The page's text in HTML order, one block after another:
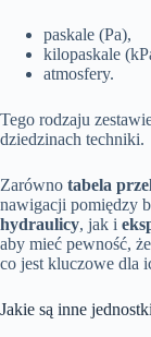
paskale (Pa),
kilopaskale
atmosfery.
Tego rodzaju
dziedzinach techniki.
Zarówno tabela
nawigacji pomiędzy
hydraulicy, jak i
aby mieć pewność,
co jest kluczowe dla
Jakie są inne